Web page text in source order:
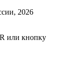
2026
или кнопку